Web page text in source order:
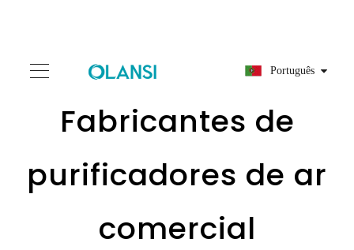
Português
Fabricantes de
purificadores de ar
comercial